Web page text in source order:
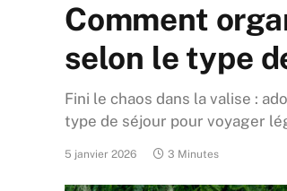
Comment
selon le type
Fini le chaos dans la valise :
type de séjour pour voyager
5 janvier 2026 3 Minutes